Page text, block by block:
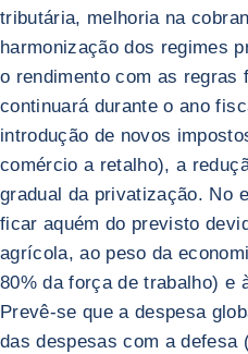
tributária, melhoria na
harmonização dos regimes
o rendimento com as regras
continuará durante o ano
introdução de novos
comércio a retalho), a
gradual da privatização. No
ficar aquém do previsto
agrícola, ao peso da
80% da força de trabalho) e
Prevê-se que a despesa
das despesas com a defesa